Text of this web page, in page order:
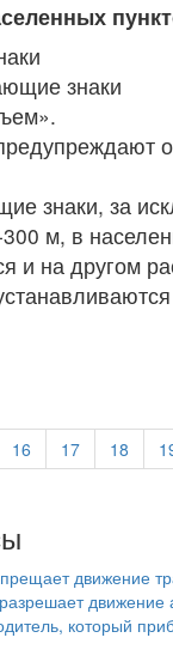
знаки
знаки, за
м, в
и на другом
16 17 18
движение
движение
который